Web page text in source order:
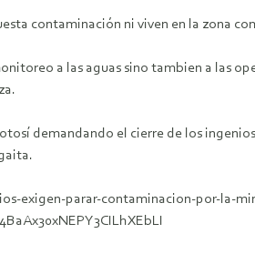
contaminación ni viven en la zona
a las aguas sino tambien a las
demandando el cierre de los
exigen-parar-contaminacion-por-la-